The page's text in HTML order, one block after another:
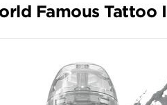
Famous Tattoo